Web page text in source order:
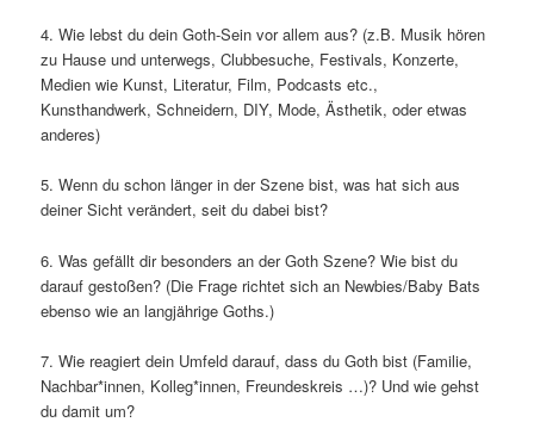
4. Wie lebst du dein Goth-Sein vor allem aus? (z.B. Musik hören
zu Hause und unterwegs, Clubbesuche, Festivals, Konzerte,
Medien wie Kunst, Literatur, Film, Podcasts etc.,
Kunsthandwerk, Schneidern, DIY, Mode, Ästhetik, oder etwas
anderes)
5. Wenn du schon länger in der Szene bist, was hat sich aus
deiner Sicht verändert, seit du dabei bist?
6. Was gefällt dir besonders an der Goth Szene? Wie bist du
darauf gestoßen? (Die Frage richtet sich an Newbies/Baby Bats
ebenso wie an langjährige Goths.)
7. Wie reagiert dein Umfeld darauf, dass du Goth bist (Familie,
Nachbar*innen, Kolleg*innen, Freundeskreis …)? Und wie gehst
du damit um?